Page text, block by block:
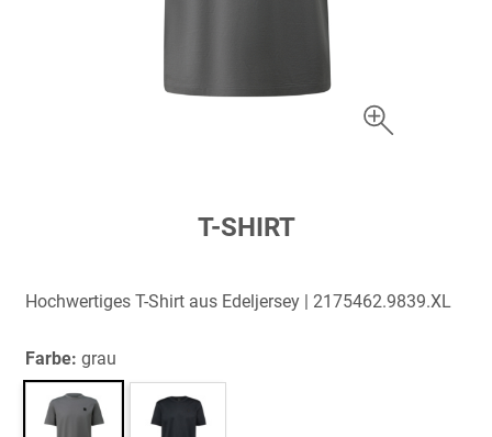
springen
T-SHIRT
Hochwertiges T-Shirt aus Edeljersey | 2175462.9839.XL
Farbe: grau